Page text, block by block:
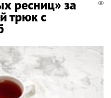
ресниц» за
трюк с